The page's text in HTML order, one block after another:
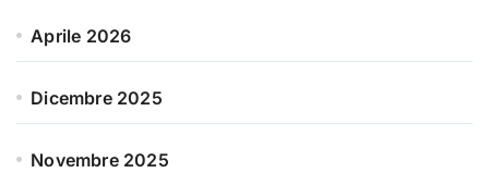
Aprile 2026
Dicembre 2025
Novembre 2025